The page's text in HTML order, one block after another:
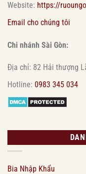
Website: https://
Email cho chúng tôi
Chi nhánh Sài Gòn:
Địa chỉ: 82 Hải thượng
Hotline: 0983 345 034
Bia Nhập Khẩu